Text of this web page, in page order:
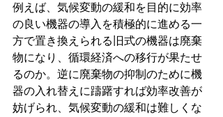
例えば、気候変動の緩和を目的に効率
の良い機器の導入を積極的に進める一
方で置き換えられる旧式の機器は廃棄
物になり、循環経済への移行が果たせ
るのか。逆に廃棄物の抑制のために機
器の入れ替えに躊躇すれば効率改善が
妨げられ、気候変動の緩和は難しくな